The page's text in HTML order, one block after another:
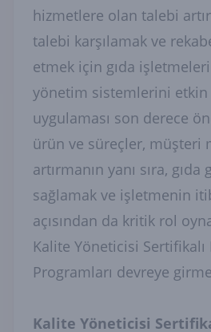
hizmetlere olan talebi
talebi karşılamak ve
etmek için gıda
yönetim sistemlerini
uygulaması son derece
ürün ve süreçler, müşteri
artırmanın yanı sıra,
sağlamak ve işletmenin
açısından da kritik rol
Kalite Yöneticisi Sertifikalı
Programları devreye
Kalite Yöneticisi